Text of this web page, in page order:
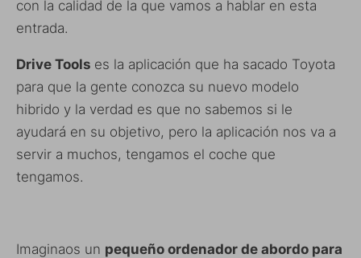
con la calidad de la que vamos a hablar en esta
entrada.
Drive Tools es la aplicación que ha sacado Toyota
para que la gente conozca su nuevo modelo
hibrido y la verdad es que no sabemos si le
ayudará en su objetivo, pero la aplicación nos va a
servir a muchos, tengamos el coche que
tengamos.
Imaginaos un pequeño ordenador de abordo para